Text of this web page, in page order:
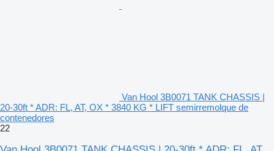
Van Hool 3B0071 TANK CHASSIS |
20-30ft * ADR: FL, AT, OX * 3840 KG * LIFT semirremolque de
contenedores
22